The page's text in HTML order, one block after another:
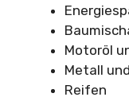
Motoröl
Metall
Reifen